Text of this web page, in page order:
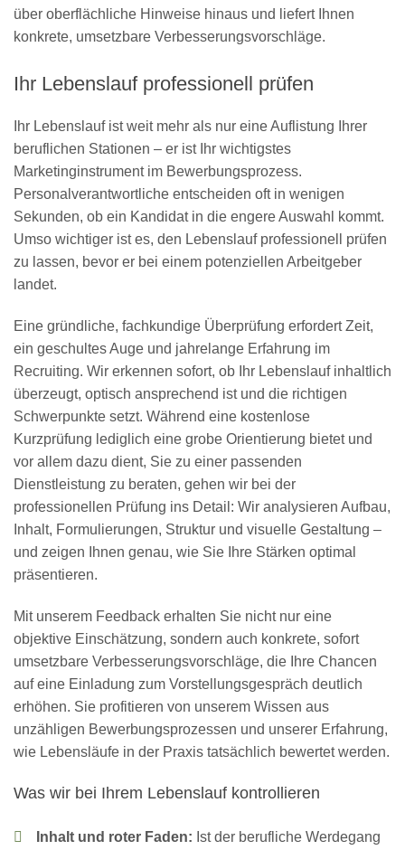
über oberflächliche Hinweise hinaus und liefert Ihnen
konkrete, umsetzbare Verbesserungsvorschläge.
Ihr Lebenslauf professionell prüfen
Ihr Lebenslauf ist weit mehr als nur eine Auflistung Ihrer
beruflichen Stationen – er ist Ihr wichtigstes
Marketinginstrument im Bewerbungsprozess.
Personalverantwortliche entscheiden oft in wenigen
Sekunden, ob ein Kandidat in die engere Auswahl kommt.
Umso wichtiger ist es, den Lebenslauf professionell prüfen
zu lassen, bevor er bei einem potenziellen Arbeitgeber
landet.
Eine gründliche, fachkundige Überprüfung erfordert Zeit,
ein geschultes Auge und jahrelange Erfahrung im
Recruiting. Wir erkennen sofort, ob Ihr Lebenslauf inhaltlich
überzeugt, optisch ansprechend ist und die richtigen
Schwerpunkte setzt. Während eine kostenlose
Kurzprüfung lediglich eine grobe Orientierung bietet und
vor allem dazu dient, Sie zu einer passenden
Dienstleistung zu beraten, gehen wir bei der
professionellen Prüfung ins Detail: Wir analysieren Aufbau,
Inhalt, Formulierungen, Struktur und visuelle Gestaltung –
und zeigen Ihnen genau, wie Sie Ihre Stärken optimal
präsentieren.
Mit unserem Feedback erhalten Sie nicht nur eine
objektive Einschätzung, sondern auch konkrete, sofort
umsetzbare Verbesserungsvorschläge, die Ihre Chancen
auf eine Einladung zum Vorstellungsgespräch deutlich
erhöhen. Sie profitieren von unserem Wissen aus
unzähligen Bewerbungsprozessen und unserer Erfahrung,
wie Lebensläufe in der Praxis tatsächlich bewertet werden.
Was wir bei Ihrem Lebenslauf kontrollieren
Inhalt und roter Faden: Ist der berufliche Werdegang